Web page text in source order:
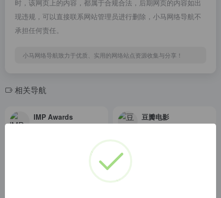
时，该网页上的内容，都属于合规合法，后期网页的内容如出
现违规，可以直接联系网站管理员进行删除，小马网络导航不
承担任何责任。
小马网络导航致力于优质、实用的网络站点资源收集与分享！
相关导航
IMP Awards
All the latest movie posters as well as an extensive database of older posters dating back to 1912. Annual awards, poster design agencies, artist credits, taglines, and more.
豆瓣电影
豆瓣电影提供最新的电影介绍及评论包括上映影片的影讯查询及购票服务。你可以记录想看、在看和看过的电影电视剧，顺便打分、写影评。根据你的口味，豆瓣电影会推荐好电影给你。
IMDb is the world&#x27;s most popular and authoritative source for movie, TV and celebrity content. Find ratings and reviews for the newest movie and TV shows. Get personalized recommendations, and learn where to watch across hundreds of streaming providers.